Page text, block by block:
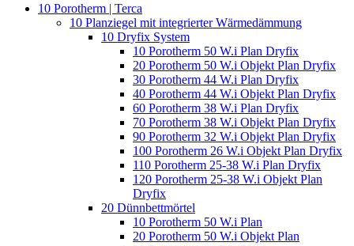
10 Porotherm | Terca
10 Planziegel mit integrierter Wärmedämmung
10 Dryfix System
10 Porotherm 50 W.i Plan Dryfix
20 Porotherm 50 W.i Objekt Plan Dryfix
30 Porotherm 44 W.i Plan Dryfix
40 Porotherm 44 W.i Objekt Plan Dryfix
60 Porotherm 38 W.i Plan Dryfix
70 Porotherm 38 W.i Objekt Plan Dryfix
90 Porotherm 32 W.i Objekt Plan Dryfix
100 Porotherm 26 W.i Objekt Plan Dryfix
110 Porotherm 25-38 W.i Plan Dryfix
120 Porotherm 25-38 W.i Objekt Plan
Dryfix
20 Dünnbettmörtel
10 Porotherm 50 W.i Plan
20 Porotherm 50 W.i Objekt Plan